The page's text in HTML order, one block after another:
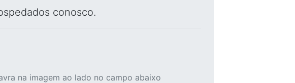
conosco.
na imagem ao lado no campo abaixo